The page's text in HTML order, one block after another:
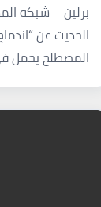
برلين – شبكة
الحديث عن
المصطلح يحمل